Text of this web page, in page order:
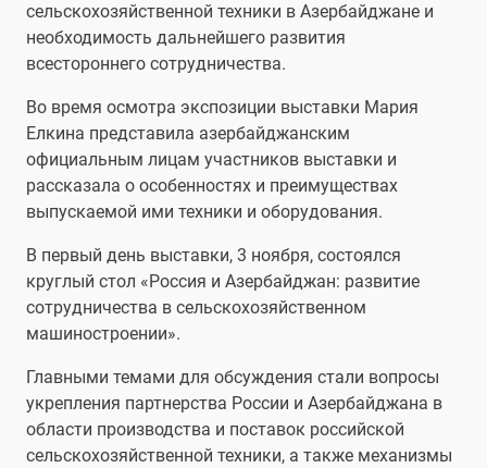
сельскохозяйственной техники в Азербайджане и
необходимость дальнейшего развития
всестороннего сотрудничества.
Во время осмотра экспозиции выставки Мария
Елкина представила азербайджанским
официальным лицам участников выставки и
рассказала о особенностях и преимуществах
выпускаемой ими техники и оборудования.
В первый день выставки, 3 ноября, состоялся
круглый стол «Россия и Азербайджан: развитие
сотрудничества в сельскохозяйственном
машиностроении».
Главными темами для обсуждения стали вопросы
укрепления партнерства России и Азербайджана в
области производства и поставок российской
сельскохозяйственной техники, а также механизмы